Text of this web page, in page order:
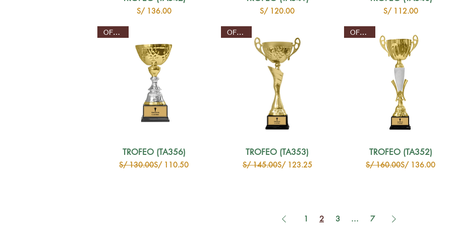
Precio
S/ 136.00 Precio
S/ 120.00 Precio
S/ 112.00
OFERTA
TROFEO (TA356)
Precio
S/ 130.00Precio de oferta
S/ 110.50
OFERTA
TROFEO (TA353)
Precio
S/ 145.00Precio de oferta
S/ 123.25
OFERTA
TROFEO (TA352)
Precio
S/ 160.00Precio de oferta
S/ 136.00
1 2 3 ... 7